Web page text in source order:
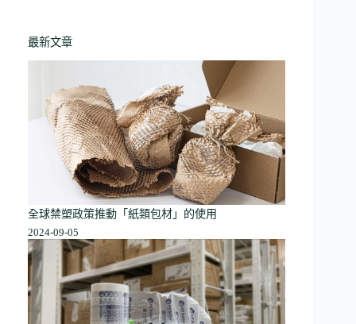
最新文章
全球禁塑政策推動「紙類包材」的使用
2024-09-05